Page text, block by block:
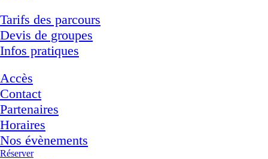
Tarifs des parcours
Devis de groupes
Infos pratiques
Accès
Contact
Partenaires
Horaires
Nos évènements
Réserver